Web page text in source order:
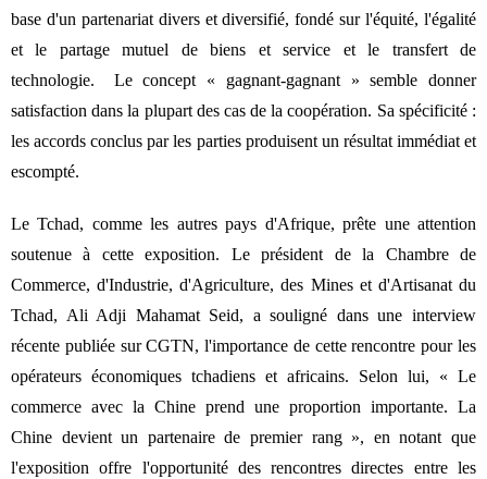
base d'un partenariat divers et diversifié, fondé sur l'équité, l'égalité
et le partage mutuel de biens et service et le transfert de
technologie. Le concept « gagnant-gagnant » semble donner
satisfaction dans la plupart des cas de la coopération. Sa spécificité :
les accords conclus par les parties produisent un résultat immédiat et
escompté.
Le Tchad, comme les autres pays d'Afrique, prête une attention
soutenue à cette exposition. Le président de la Chambre de
Commerce, d'Industrie, d'Agriculture, des Mines et d'Artisanat du
Tchad, Ali Adji Mahamat Seid, a souligné dans une interview
récente publiée sur CGTN, l'importance de cette rencontre pour les
opérateurs économiques tchadiens et africains. Selon lui, « Le
commerce avec la Chine prend une proportion importante. La
Chine devient un partenaire de premier rang », en notant que
l'exposition offre l'opportunité des rencontres directes entre les